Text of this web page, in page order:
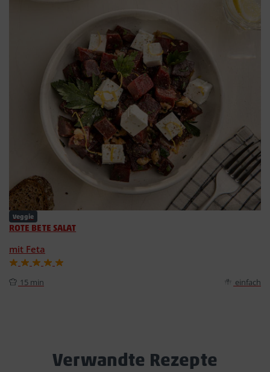
Veggie
ROTE BETE SALAT
mit Feta
15 min einfach
Verwandte Rezepte